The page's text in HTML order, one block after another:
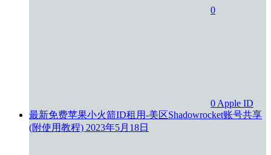
0
0 Apple ID
最新免费苹果小火箭ID租用-美区Shadowrocket账号共享
(附使用教程) 2023年5月18日